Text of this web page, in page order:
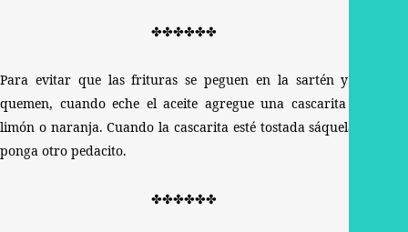
✤✤✤✤✤✤
Para evitar que las frituras se peguen en la sartén y se
quemen, cuando eche el aceite agregue una cascarita de
limón o naranja. Cuando la cascarita esté tostada sáquela y
ponga otro pedacito.
✤✤✤✤✤✤